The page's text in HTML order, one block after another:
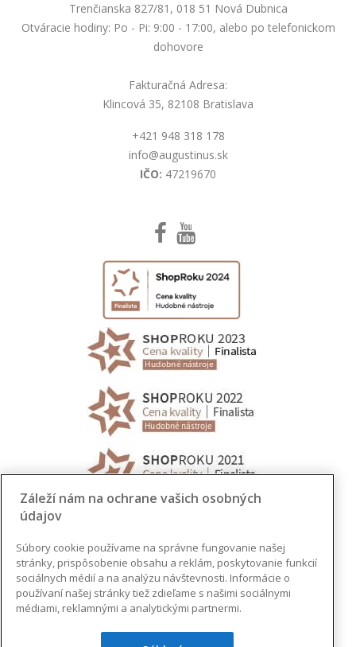
Trenčianska 827/81, 018 51 Nová Dubnica
Otváracie hodiny: Po - Pi: 9:00 - 17:00, alebo po telefonickom
dohovore
Fakturačná Adresa:
Klincová 35, 82108 Bratislava
+421 948 318 178
info@augustinus.sk
IČO: 47219670
Záleží nám na ochrane vašich osobných
údajov
Súbory cookie používame na správne fungovanie našej
stránky, prispôsobenie obsahu a reklám, poskytovanie funkcií
sociálnych médií a na analýzu návštevnosti. Informácie o
používaní našej stránky tiež zdieľame s našimi sociálnymi
médiami, reklamnými a analytickými partnermi.